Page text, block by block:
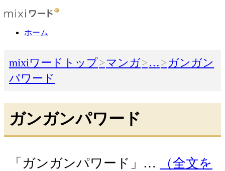
ホーム
mixiワードトップ マンガ …
ガンガン
パワード
ガンガンパワード
「ガンガンパワード」…
（全文を